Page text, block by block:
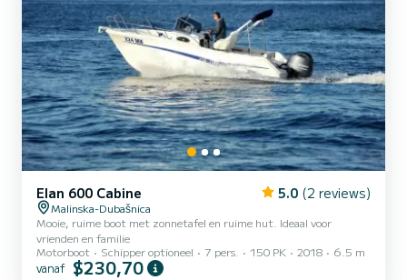
Elan 600 Cabine 5.0 (2 reviews)
Malinska-Dubašnica
Mooie, ruime boot met zonnetafel en ruime hut. Ideaal voor
vrienden en familie
Motorboot
Schipper optioneel 7 pers. 150 PK 2018 6.5 m
vanaf $230,70